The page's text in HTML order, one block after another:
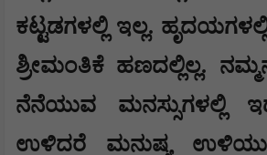
ಕಟ್ಟಡಗಳಲ್ಲಿ ಇಲ್ಲ.
ಶ್ರೀಮಂತಿಕೆ ಹಣದಲ್ಲಿಲ್ಲ.
ನೆನೆಯುವ ಮನಸ್ಸುಗಳಲ್ಲಿ
ಉಳಿದರೆ ಮನುಷ್ಯ